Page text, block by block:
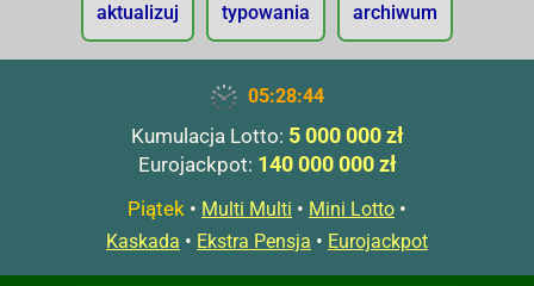
aktualizuj typowania archiwum
05:28:45
Kumulacja Lotto: 5 000 000 zł
Eurojackpot: 140 000 000 zł
Piątek • Multi Multi • Mini Lotto •
Kaskada • Ekstra Pensja • Eurojackpot